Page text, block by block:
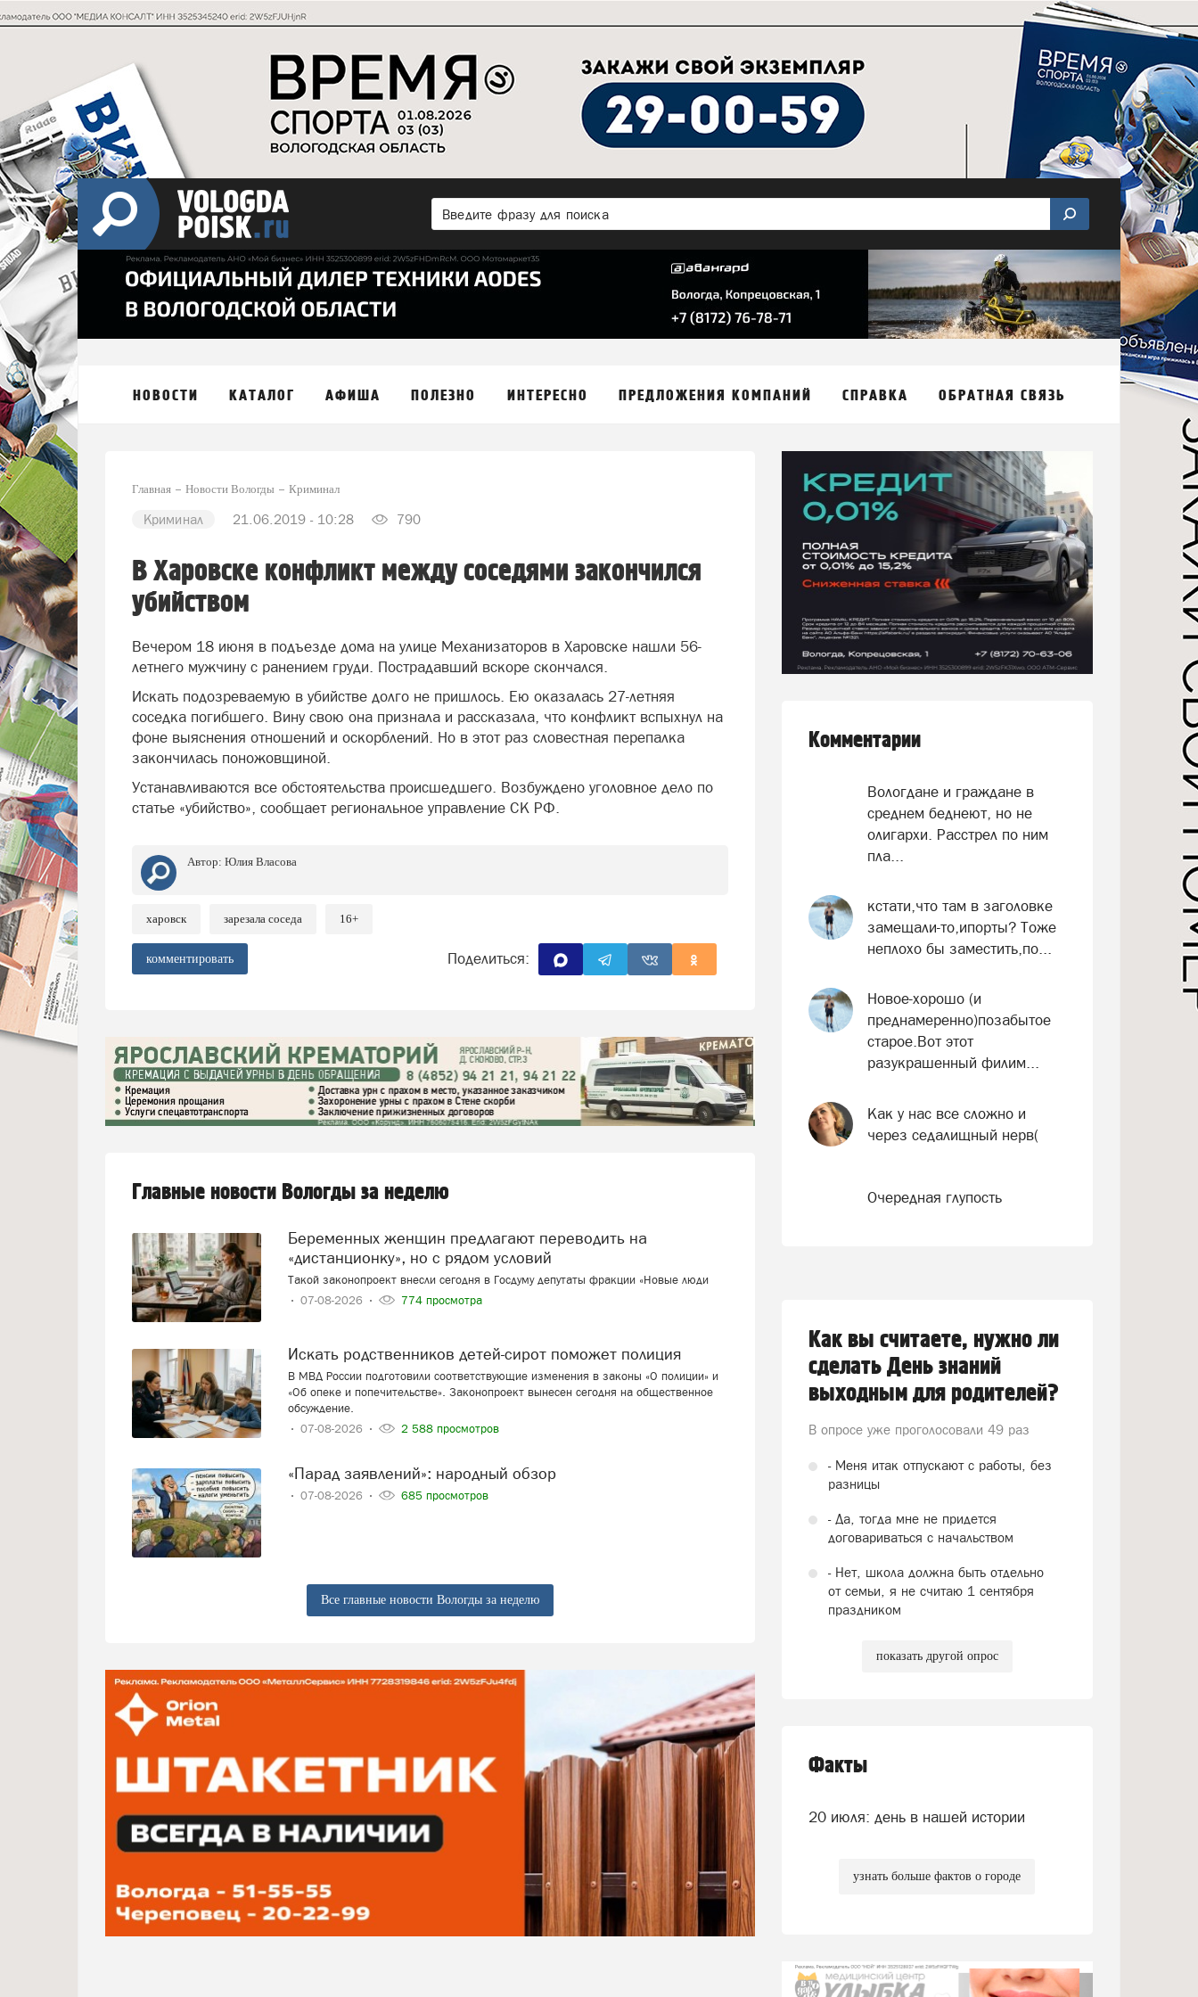
НОВОСТИ КАТАЛОГ АФИША ПОЛЕЗНО ИНТЕРЕСНО ПРЕДЛОЖЕНИЯ КОМПАНИЙ СПРАВКА ОБРАТНАЯ СВЯЗЬ
Главная Новости Вологды Криминал
Криминал 21.06.2019 - 10:28 790
В Харовске конфликт между соседями закончился
убийством
Вечером 18 июня в подъезде дома на улице Механизаторов в Харовске нашли 56-
летнего мужчину с ранением груди. Пострадавший вскоре скончался.
Искать подозреваемую в убийстве долго не пришлось. Ею оказалась 27-летняя
соседка погибшего. Вину свою она признала и рассказала, что конфликт вспыхнул на
фоне выяснения отношений и оскорблений. Но в этот раз словестная перепалка
закончилась поножовщиной.
Устанавливаются все обстоятельства происшедшего. Возбуждено уголовное дело по
статье «убийство», сообщает региональное управление СК РФ.
Автор: Юлия Власова
харовск зарезала соседа 16+
комментировать Поделиться:
Главные новости Вологды за неделю
Беременных женщин предлагают переводить на
«дистанционку», но с рядом условий
Такой законопроект внесли сегодня в Госдуму депутаты фракции «Новые люди
07-08-2026
774 просмотра
Искать родственников детей-сирот поможет полиция
В МВД России подготовили соответствующие изменения в законы «О полиции» и
«Об опеке и попечительстве». Законопроект вынесен сегодня на общественное
обсуждение.
07-08-2026
2 588 просмотров
«Парад заявлений»: народный обзор
07-08-2026 685 просмотров
Все главные новости Вологды за неделю
Комментарии
Вологдане и граждане в
среднем беднеют, но не
олигархи. Расстрел по ним
пла...
кстати,что там в заголовке
замещали-то,ипорты? Тоже
неплохо бы заместить,по...
Новое-хорошо (и
преднамеренно)позабытое
старое.Вот этот
разукрашенный филим...
Как у нас все сложно и
через седалищный нерв(
Очередная глупость
Как вы считаете, нужно ли
сделать День знаний
выходным для родителей?
В опросе уже проголосовали 49 раз
- Меня итак отпускают с работы, без
разницы
- Да, тогда мне не придется
договариваться с начальством
- Нет, школа должна быть отдельно
от семьи, я не считаю 1 сентября
праздником
показать другой опрос
Факты
20 июля: день в нашей истории
узнать больше фактов о городе